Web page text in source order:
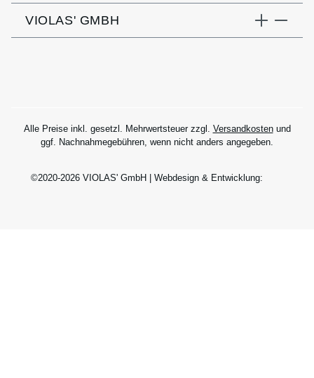
VIOLAS' GMBH
Alle Preise inkl. gesetzl. Mehrwertsteuer zzgl. Versandkostenund
ggf. Nachnahmegebühren, wenn nicht anders angegeben.
©2020-2026 VIOLAS' GmbH | Webdesign & Entwicklung: